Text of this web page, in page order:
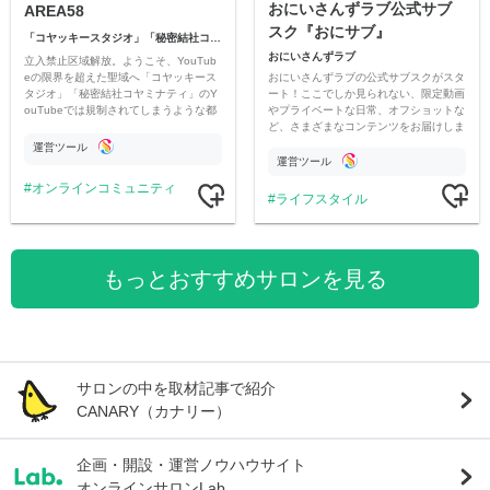
AREA58
「コヤッキースタジオ」「秘密結社コヤミナティ」
立入禁止区域解放。ようこそ、YouTub
eの限界を超えた聖域へ「コヤッキース
タジオ」「秘密結社コヤミナティ」のY
ouTubeでは規制されてしまうような都
公開。
運営ツール
オンラインコミュニティ
おにいさんずラブ公式サブ
スク『おにサブ』
おにいさんずラブ
おにいさんずラブの公式サブスクがスタ
ート！ここでしか見られない、限定動画
やプライベートな日常、オフショットな
ど、さまざまなコンテンツをお届けしま
運営ツール
ライフスタイル
もっとおすすめサロンを見る
サロンの中を取材記事で紹介
CANARY（カナリー）
企画・開設・運営ノウハウサイト